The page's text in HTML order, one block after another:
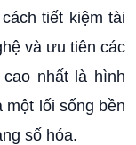
tiết kiệm tài
và ưu tiên các
nhất là hình
một lối sống bền
số hóa.